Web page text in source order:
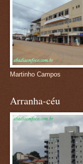
Martinho Campos
Arranha-céu